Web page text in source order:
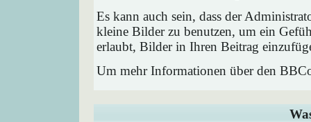
Es kann auch sein, dass der
kleine Bilder zu benutzen, um ein
erlaubt, Bilder in Ihren Beitrag
Um mehr Informationen über den